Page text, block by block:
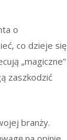
o
co dzieje się
„magiczne”
zaszkodzić
branży.